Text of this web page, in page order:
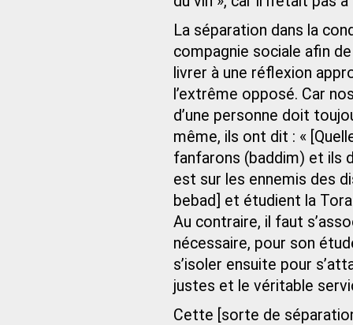
La séparation dans la
compagnie sociale afin
livrer à une réflexion
l’extrême opposé. Car
d’une personne doit
même, ils ont dit : «
fanfarons (baddim) et ils
est sur les ennemis des
bebad] et étudient la
Au contraire, il faut
nécessaire, pour son
s’isoler ensuite pour
justes et le véritable
Cette [sorte de